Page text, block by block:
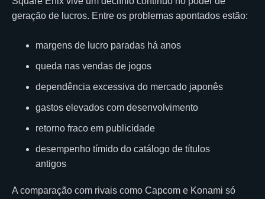
geração de lucros. Entre os problemas apontados estão:
margens de lucro paradas há anos
queda nas vendas de jogos
dependência excessiva do mercado japonês
gastos elevados com desenvolvimento
retorno fraco em publicidade
desempenho tímido do catálogo de títulos
antigos
A comparação com rivais como Capcom e Konami só